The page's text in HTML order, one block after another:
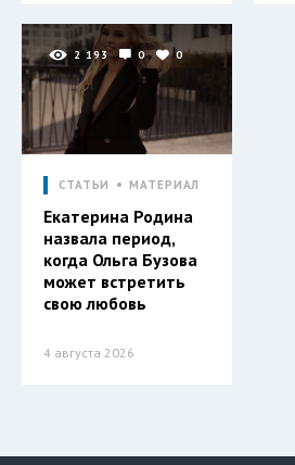
2 193 0 0
СТАТЬИ МАТЕРИАЛ
Екатерина Родина
назвала период,
когда Ольга Бузова
может встретить
свою любовь
4 августа 2026